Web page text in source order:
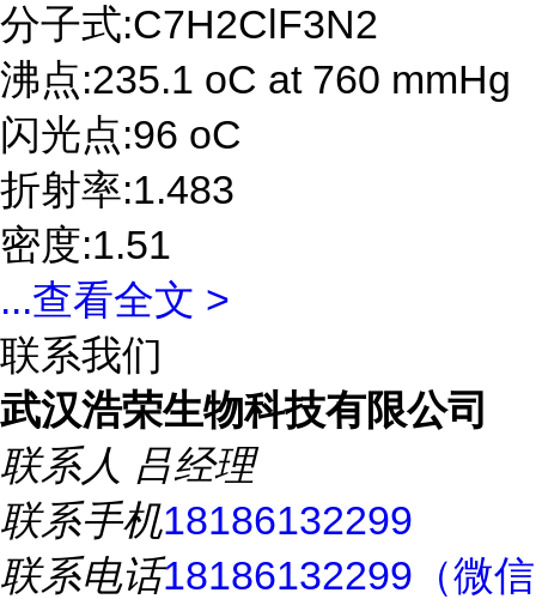
分子式:C7H2ClF3N2
沸点:235.1 oC at 760 mmHg
闪光点:96 oC
折射率:1.483
密度:1.51
...查看全文 >
联系我们
武汉浩荣生物科技有限公司
联系人 吕经理
联系手机18186132299
联系电话18186132299（微信